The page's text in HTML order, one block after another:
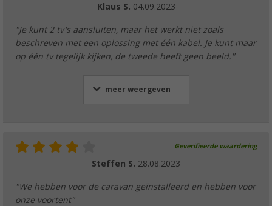
Klaus S. 04.09.2023
"Je kunt 2 tv's aansluiten, maar het werkt niet zoals
beschreven met een oplossing met één kabel. Je kunt maar
op één tv tegelijk kijken, de tweede heeft geen beeld."
meer weergeven
Geverifieerde waardering
Steffen S. 28.08.2023
"We hebben voor de caravan geïnstalleerd en hebben voor
onze voortent"